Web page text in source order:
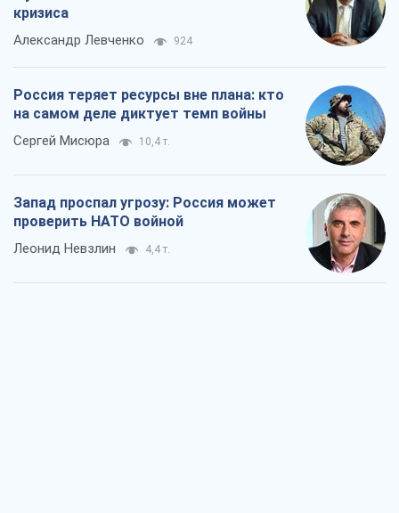
кризиса
Александр Левченко 924
Россия теряет ресурсы вне плана: кто
на самом деле диктует темп войны
Сергей Мисюра 10,4 т.
Запад проспал угрозу: Россия может
проверить НАТО войной
Леонид Невзлин 4,4 т.